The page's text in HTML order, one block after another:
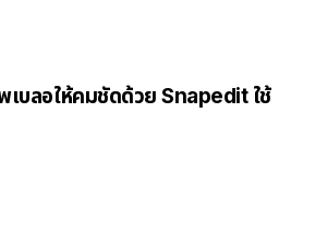
เบลอให้คมชัดด้วย Snapedit ใช้